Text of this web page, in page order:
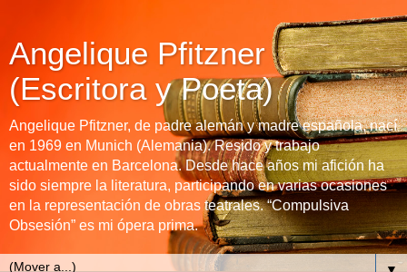
Angelique Pfitzner
(Escritora y Poeta)
Angelique Pfitzner, de padre alemán y madre española, nací
en 1969 en Munich (Alemania). Resido y trabajo
actualmente en Barcelona. Desde hace años mi afición ha
sido siempre la literatura, participando en varias ocasiones
en la representación de obras teatrales. “Compulsiva
Obsesión” es mi ópera prima.